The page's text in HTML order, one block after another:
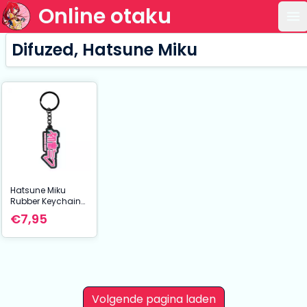
Online otaku
Difuzed, Hatsune Miku
Hatsune Miku
Rubber Keychain
Logo
€7,95
Volgende pagina laden